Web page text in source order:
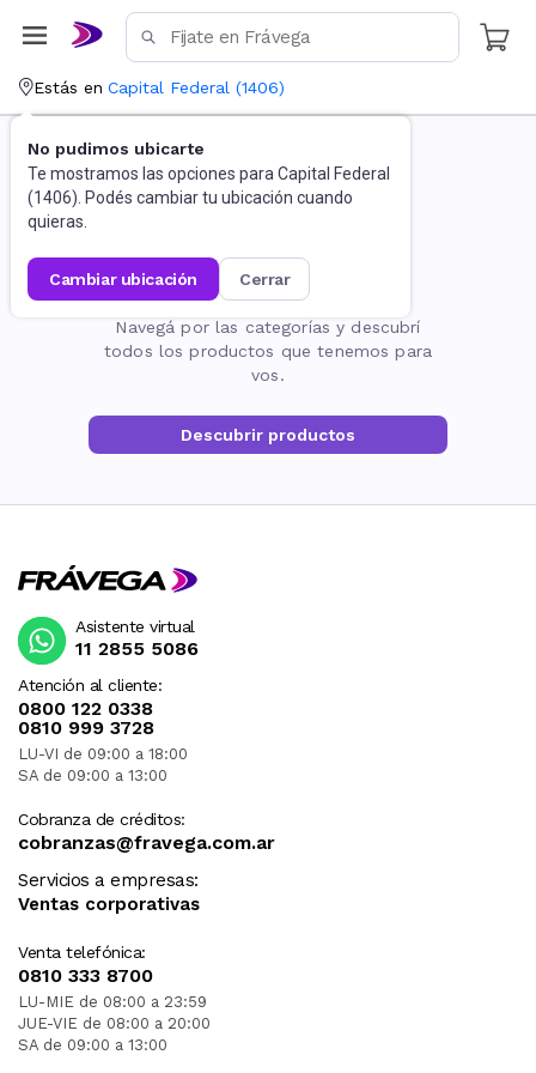
Estás en Capital Federal (1406)
No pudimos ubicarte
Te mostramos las opciones para Capital Federal
(1406). Podés cambiar tu ubicación cuando
quieras.
cambiar ubicación cerrar
La página no existe
Navegá por las categorías y descubrí
todos los productos que tenemos para
vos.
Descubrir productos
Atención al cliente:
0800 122 0338
0810 999 3728
LU-VI de 09:00 a 18:00
SA de 09:00 a 13:00
Cobranza de créditos:
cobranzas@fravega.com.ar
Servicios a empresas:
Ventas corporativas
Venta telefónica:
0810 333 8700
LU-MIE de 08:00 a 23:59
JUE-VIE de 08:00 a 20:00
SA de 09:00 a 13:00
Asistente virtual
11 2855 5086